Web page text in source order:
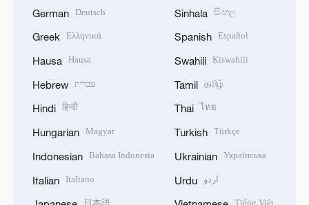
German Deutsch
Greek Ελληνικά
Hausa Hausa
Hebrew עברית
Hindi हिन्दी
Hungarian Magyar
Indonesian Bahasa Indonesia
Italian Italiano
Sinhala සිංහල
Spanish Español
Swahili Kiswahili
Tamil தமிழ்
Thai ไทย
Turkish Türkçe
Ukrainian Українська
Urdu اردو